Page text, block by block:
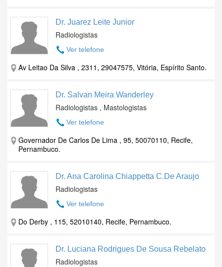
Dr. Juarez Leite Junior
Radiologistas
Ver telefone
Av Leitao Da Silva , 2311, 29047575, Vitória, Espírito Santo.
Dr. Salvan Meira Wanderley
Radiologistas , Mastologistas
Ver telefone
Governador De Carlos De Lima , 95, 50070110, Recife,
Pernambuco.
Dr. Ana Carolina Chiappetta C.De Araujo
Radiologistas
Ver telefone
Do Derby , 115, 52010140, Recife, Pernambuco.
Dr. Luciana Rodrigues De Sousa Rebelato
Radiologistas